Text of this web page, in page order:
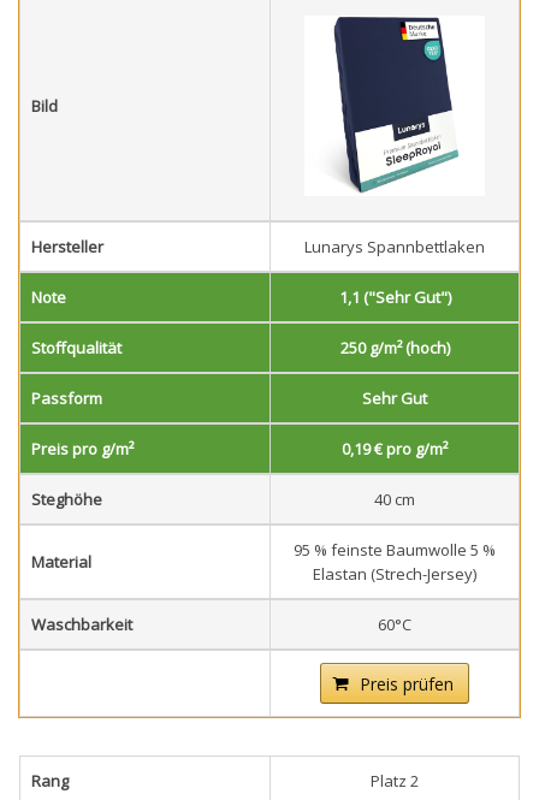
Bild
Hersteller Lunarys Spannbettlaken
Note 1,1 ("Sehr Gut")
Stoffqualität 250 g/m² (hoch)
Passform Sehr Gut
Preis pro g/m² 0,19 € pro g/m²
Steghöhe 40 cm
Material
95 % feinste Baumwolle 5 %
Elastan (Strech-Jersey)
Waschbarkeit 60°C
Preis prüfen
Rang Platz 2